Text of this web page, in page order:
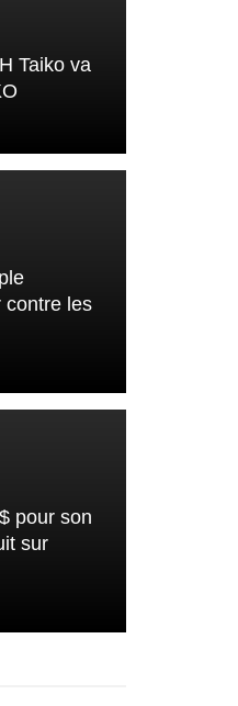
Taiko va
contre les
pour son
sur